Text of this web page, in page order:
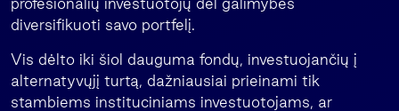
diversifikuoti savo portfelį.
Vis dėlto iki šiol dauguma fondų, investuojančių į
alternatyvųjį turtą, dažniausiai prieinami tik
stambiems instituciniams investuotojams, ar